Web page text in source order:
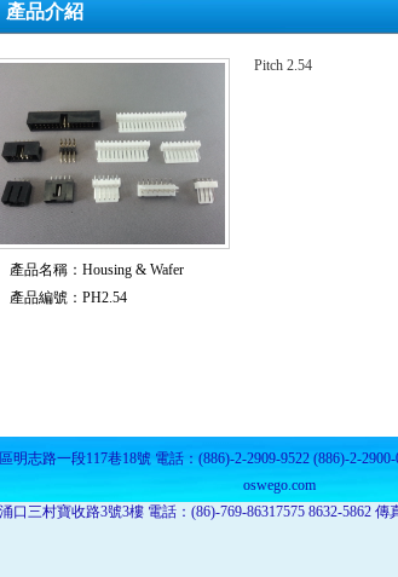
產品介紹
產品名稱： Housing & Wafer
產品編號： PH2.54
Pitch 2.54
志路一段117巷18號 電話：(886)-2-2909-9522 (886)-2-2900-
oswego.com
三村寶收路3號3樓 電話：(86)-769-86317575 8632-5862 傳